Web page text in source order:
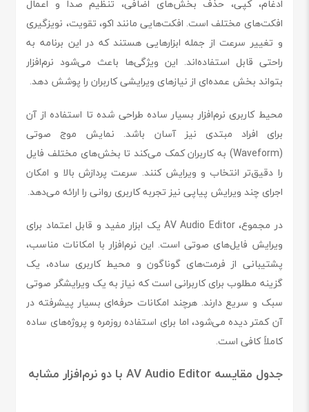
ادغام، کپی، حذف بخش‌های اضافی، تنظیم صدا و اعمال
افکت‌های مختلف است. افکت‌هایی مانند اکو، تقویت، نویزگیری
و تغییر سرعت از جمله ابزارهایی هستند که در این برنامه به
راحتی قابل استفاده‌اند. این ویژگی‌ها باعث می‌شود نرم‌افزار
بتواند بخش عمده‌ای از نیازهای ویرایشی کاربران را پوشش دهد.
محیط کاربری نرم‌افزار بسیار ساده طراحی شده تا استفاده از آن
برای افراد مبتدی نیز آسان باشد. نمایش موج صوتی
(Waveform) به کاربران کمک می‌کند تا بخش‌های مختلف فایل
را دقیق‌تر انتخاب و ویرایش کنند. سرعت پردازش بالا و امکان
اجرای چند ویرایش پیاپی نیز تجربه کاربری روانی را ارائه می‌دهد.
در مجموع، AV Audio Editor یک ابزار مفید و قابل اعتماد برای
ویرایش فایل‌های صوتی است. این نرم‌افزار با امکانات مناسب،
پشتیبانی از فرمت‌های گوناگون و محیط کاربری ساده، یک
گزینه مطلوب برای کاربرانی است که نیاز به یک ویرایشگر صوتی
سبک و سریع دارند. هرچند امکانات حرفه‌ای بسیار پیشرفته در
آن کمتر دیده می‌شود، اما برای استفاده روزمره و پروژه‌های ساده
کاملاً کافی است.
جدول مقایسه AV Audio Editor با دو نرم‌افزار مشابه